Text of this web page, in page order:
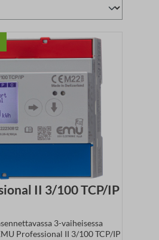
II 3/100 TCP/IP
3-vaiheisessa
Professional II 3/100 TCP/IP